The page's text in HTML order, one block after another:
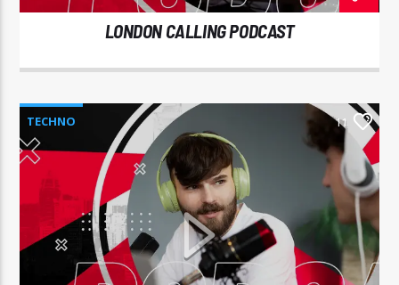
Radio Studio Napoli
LONDON CALLING PODCAST
TECHNO 11